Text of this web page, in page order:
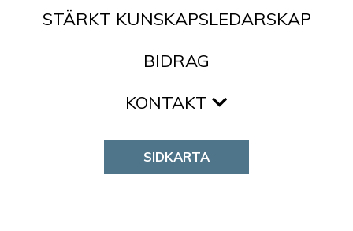
STÄRKT KUNSKAPSLEDARSKAP
BIDRAG
KONTAKT
SIDKARTA